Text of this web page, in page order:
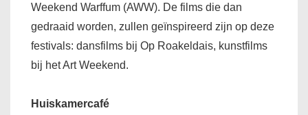
Weekend Warffum (AWW). De films die dan
gedraaid worden, zullen geïnspireerd zijn op deze
festivals: dansfilms bij Op Roakeldais, kunstfilms
bij het Art Weekend.
Huiskamercafé